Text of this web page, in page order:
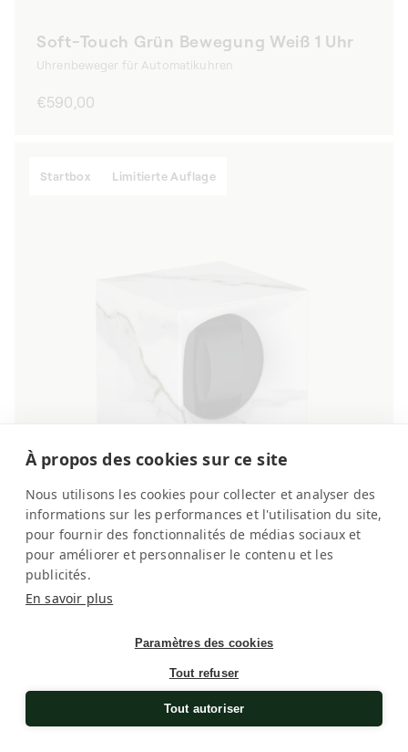
À propos des cookies sur ce site
Nous utilisons les cookies pour collecter et analyser des
informations sur les performances et l'utilisation du site,
pour fournir des fonctionnalités de médias sociaux et
pour améliorer et personnaliser le contenu et les
publicités.
En savoir plus
Paramètres des cookies
Tout refuser
Tout autoriser
Soft-Touch Grün Bewegung Weiß 1 Uhr
Uhrenbeweger für Automatikuhren
Normaler
€590,00
Startbox Limitierte Auflage
Metamorphik Weiß Carrara 1 Uhr
Uhrenbeweger für Automatikuhren
Masterbox